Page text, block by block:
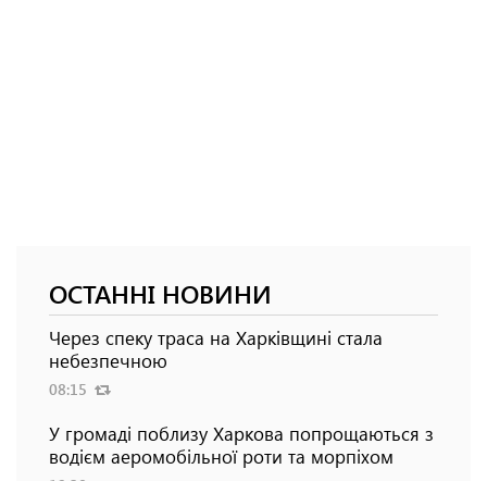
ОСТАННІ НОВИНИ
Через спеку траса на Харківщині стала
небезпечною
08:15
У громаді поблизу Харкова попрощаються з
водієм аеромобільної роти та морпіхом